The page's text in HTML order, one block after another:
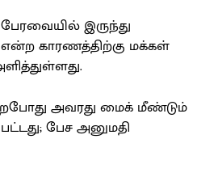
இருந்து
காரணத்திற்கு மக்கள்
அவரது மைக் மீண்டும்
பேச அனுமதி